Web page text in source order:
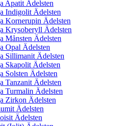
Apatit Ädelsten
Indigolit Ädelsten
Kornerupin Ädelsten
Krysoberyll Ädelsten
Månsten Ädelsten
Opal Ädelsten
Sillimanit Ädelsten
Skapolit Ädelsten
Solsten Ädelsten
Tanzanit Ädelsten
Turmalin Ädelsten
Zirkon Ädelsten
Ädelsten
Ädelsten